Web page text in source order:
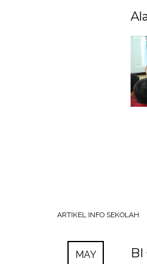
ARTIKEL INFO SEKOLAH
MAY
BI